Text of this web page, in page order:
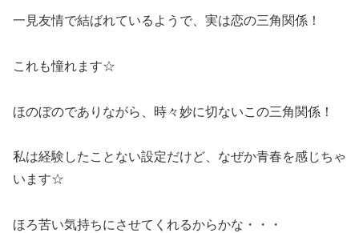
一見友情で結ばれているようで、実は恋の三角関係！
これも憧れます☆
ほのぼのでありながら、時々妙に切ないこの三角関係！
私は経験したことない設定だけど、なぜか青春を感じちゃ
います☆
ほろ苦い気持ちにさせてくれるからかな・・・